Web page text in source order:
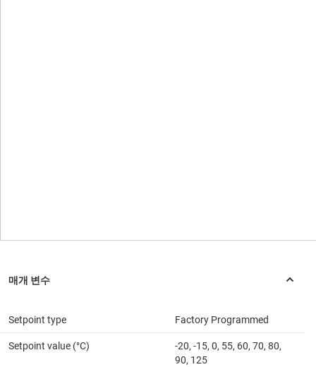
Setpoint type Factory Programmed
Setpoint value (°C)
-20, -15, 0, 55, 60, 70, 80,
90, 125